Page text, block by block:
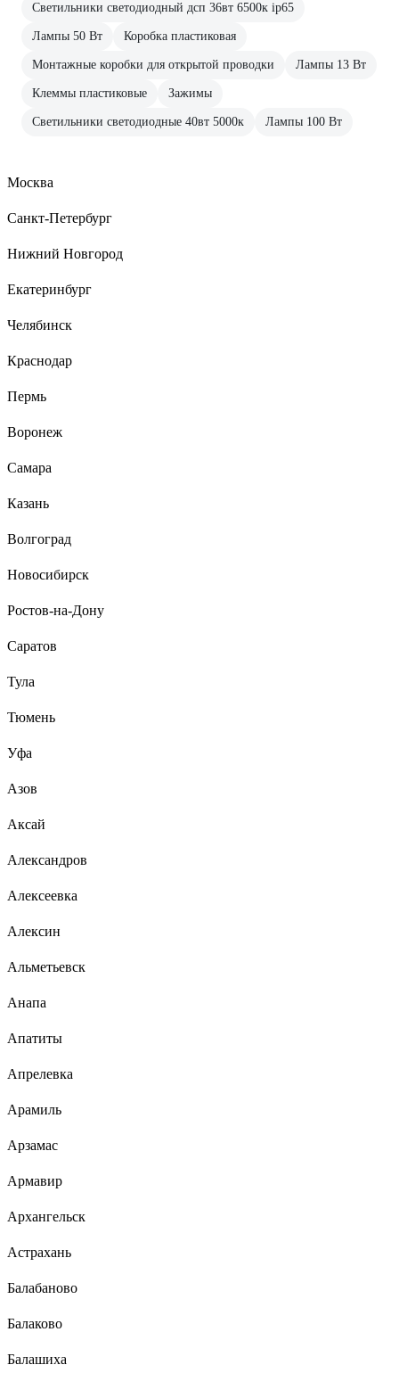
Светильники светодиодный дсп 36вт 6500к ip65
Лампы 50 Вт Коробка пластиковая
Монтажные коробки для открытой проводки Лампы 13 Вт
Клеммы пластиковые Зажимы
Светильники светодиодные 40вт 5000к Лампы 100 Вт
Москва
Санкт-Петербург
Нижний Новгород
Екатеринбург
Челябинск
Краснодар
Пермь
Воронеж
Самара
Казань
Волгоград
Новосибирск
Ростов-на-Дону
Саратов
Тула
Тюмень
Уфа
Азов
Аксай
Александров
Алексеевка
Алексин
Альметьевск
Анапа
Апатиты
Апрелевка
Арамиль
Арзамас
Армавир
Архангельск
Астрахань
Балабаново
Балаково
Балашиха